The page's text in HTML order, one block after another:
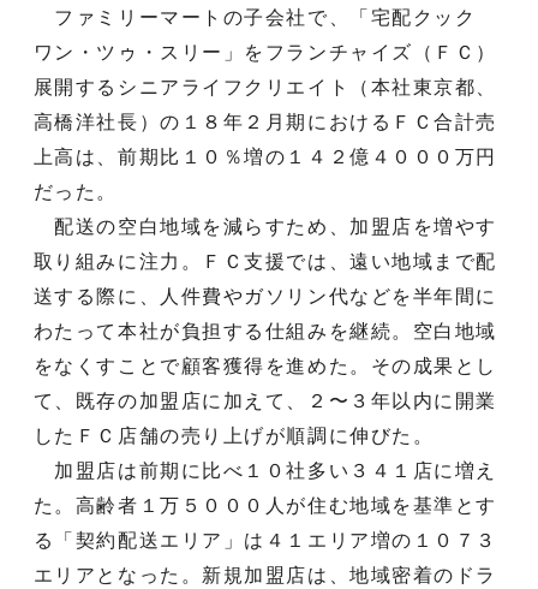
ファミリーマートの子会社で、「宅配クック
ワン・ツゥ・スリー」をフランチャイズ（ＦＣ）
展開するシニアライフクリエイト（本社東京都、
高橋洋社長）の１８年２月期におけるＦＣ合計売
上高は、前期比１０％増の１４２億４０００万円
だった。
配送の空白地域を減らすため、加盟店を増やす
取り組みに注力。ＦＣ支援では、遠い地域まで配
送する際に、人件費やガソリン代などを半年間に
わたって本社が負担する仕組みを継続。空白地域
をなくすことで顧客獲得を進めた。その成果とし
て、既存の加盟店に加えて、２〜３年以内に開業
したＦＣ店舗の売り上げが順調に伸びた。
加盟店は前期に比べ１０社多い３４１店に増え
た。高齢者１万５０００人が住む地域を基準とす
る「契約配送エリア」は４１エリア増の１０７３
エリアとなった。新規加盟店は、地域密着のドラ